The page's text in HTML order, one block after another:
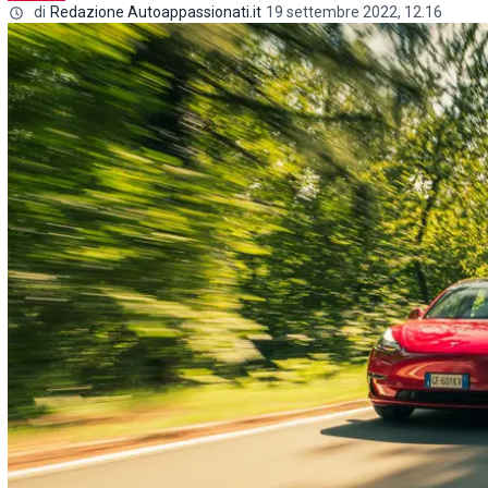
di Redazione Autoappassionati.it 19 settembre 2022, 12.16